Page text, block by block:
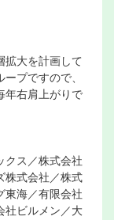
拡大を計画して
プですので、
年右肩上がりで
クス／株式会社
株式会社／株式
東海／有限会社
社ビルメン／大